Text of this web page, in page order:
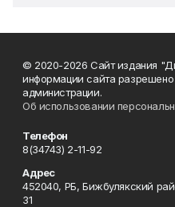
© 2020-2026 Сайт издания
информации сайта разрешено
администрации.
Об использовании
Телефон
8(34743) 2-11-92
Адрес
452040, РБ, Бижбулякский
31